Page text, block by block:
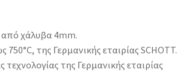
χάλυβα 4mm.
της Γερμανικής εταιρίας SCHOTT.
της Γερμανικής εταιρίας